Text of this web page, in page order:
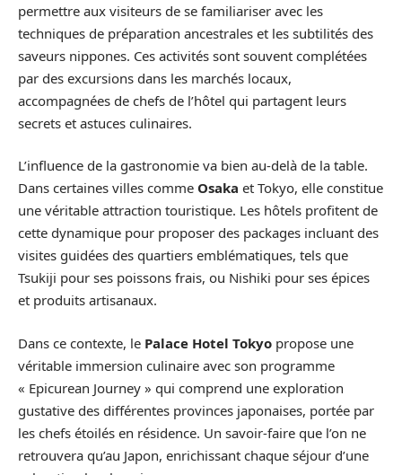
permettre aux visiteurs de se familiariser avec les
techniques de préparation ancestrales et les subtilités des
saveurs nippones. Ces activités sont souvent complétées
par des excursions dans les marchés locaux,
accompagnées de chefs de l’hôtel qui partagent leurs
secrets et astuces culinaires.
L’influence de la gastronomie va bien au-delà de la table.
Dans certaines villes comme Osaka et Tokyo, elle constitue
une véritable attraction touristique. Les hôtels profitent de
cette dynamique pour proposer des packages incluant des
visites guidées des quartiers emblématiques, tels que
Tsukiji pour ses poissons frais, ou Nishiki pour ses épices
et produits artisanaux.
Dans ce contexte, le Palace Hotel Tokyo propose une
véritable immersion culinaire avec son programme
« Epicurean Journey » qui comprend une exploration
gustative des différentes provinces japonaises, portée par
les chefs étoilés en résidence. Un savoir-faire que l’on ne
retrouvera qu’au Japon, enrichissant chaque séjour d’une